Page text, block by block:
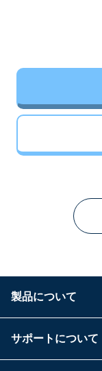
製品について
具体的な活用事例
サポートについて